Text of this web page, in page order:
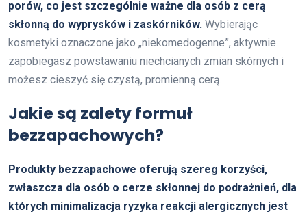
porów, co jest szczególnie ważne dla osób z cerą
skłonną do wyprysków i zaskórników. Wybierając
kosmetyki oznaczone jako „niekomedogenne”, aktywnie
zapobiegasz powstawaniu niechcianych zmian skórnych i
możesz cieszyć się czystą, promienną cerą.
Jakie są zalety formuł
bezzapachowych?
Produkty bezzapachowe oferują szereg korzyści,
zwłaszcza dla osób o cerze skłonnej do podrażnień, dla
których minimalizacja ryzyka reakcji alergicznych jest